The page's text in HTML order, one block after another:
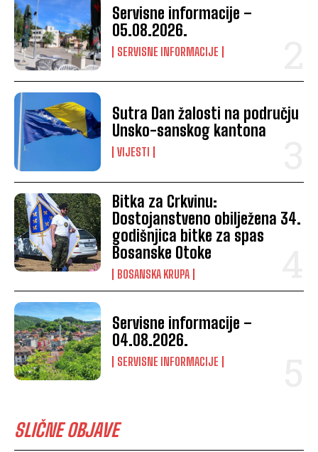
Servisne informacije –
05.08.2026.
SERVISNE INFORMACIJE
Sutra Dan žalosti na području
Unsko-sanskog kantona
VIJESTI
Bitka za Crkvinu:
Dostojanstveno obilježena 34.
godišnjica bitke za spas
Bosanske Otoke
BOSANSKA KRUPA
Servisne informacije –
04.08.2026.
SERVISNE INFORMACIJE
SLIČNE OBJAVE